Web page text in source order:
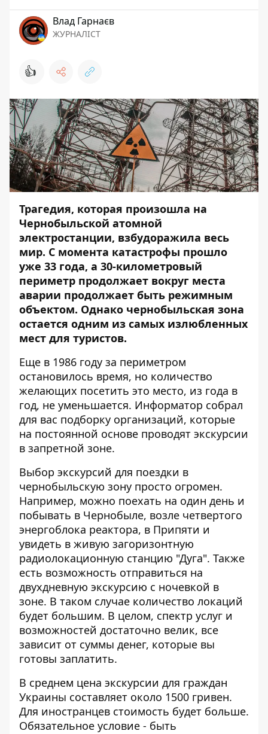
Влад Гарнаєв
ЖУРНАЛІСТ
👍
Трагедия, которая произошла на
Чернобыльской атомной
электростанции, взбудоражила весь
мир. С момента катастрофы прошло
уже 33 года, а 30-километровый
периметр продолжает вокруг места
аварии продолжает быть режимным
объектом. Однако чернобыльская зона
остается одним из самых излюбленных
мест для туристов.
Еще в 1986 году за периметром
остановилось время, но количество
желающих посетить это место, из года в
год, не уменьшается. Информатор собрал
для вас подборку организаций, которые
на постоянной основе проводят экскурсии
в запретной зоне.
Выбор экскурсий для поездки в
чернобыльскую зону просто огромен.
Например, можно поехать на один день и
побывать в Чернобыле, возле четвертого
энергоблока реактора, в Припяти и
увидеть в живую загоризонтную
радиолокационную станцию "Дуга". Также
есть возможность отправиться на
двухдневную экскурсию с ночевкой в
зоне. В таком случае количество локаций
будет большим. В целом, спектр услуг и
возможностей достаточно велик, все
зависит от суммы денег, которые вы
готовы заплатить.
В среднем цена экскурсии для граждан
Украины составляет около 1500 гривен.
Для иностранцев стоимость будет больше.
Обязательное условие - быть